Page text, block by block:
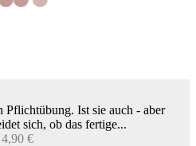
Pflichtübung. Ist sie auch - aber
sich, ob das fertige...
4,90 €